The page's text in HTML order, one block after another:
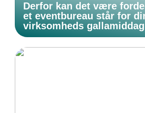
Derfor kan det være
et eventbureau står for
virksomheds gallamiddag